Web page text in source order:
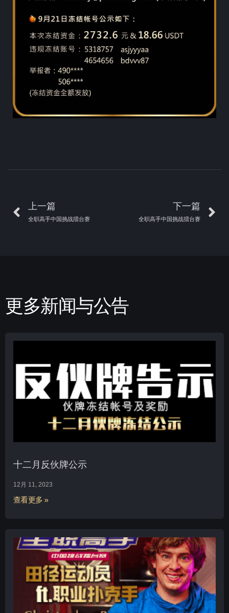
上一篇
全职高手中国挑战擂台赛
下一篇
全职高手中国挑战擂台赛
更多新闻与公告
十二月反伙牌公示
12月 11, 2023
查看更多 »